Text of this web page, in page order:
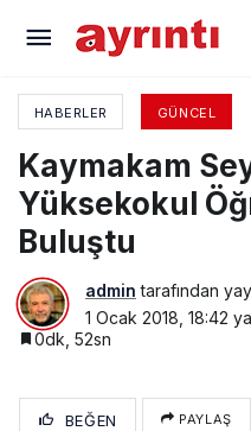
HABERLER GÜNCEL
Kaymakam
Yüksekokul
Buluştu
admin tarafından
1 Ocak 2018, 18:42
0dk, 52sn
BEĞEN PAYLAŞ
Okullar Arası Satranç
Tamamlandı